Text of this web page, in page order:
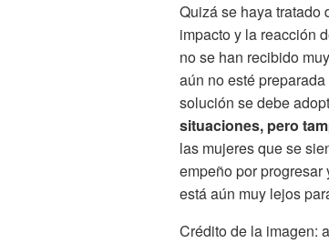
Quizá se haya tratado
impacto y la reacción
no se han recibido
aún no esté
solución se debe
situaciones, pero
las mujeres que se
empeño por
está aún muy lejos
Crédito de la